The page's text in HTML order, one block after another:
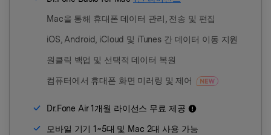
Mac을 통해 휴대폰 데이터 관리, 전송 및 편집
iOS, Android, iCloud 및 iTunes 간 데이터 이동 지원
원클릭 백업 및 선택적 데이터 복원
컴퓨터에서 휴대폰 화면 미러링 및 제어
Dr.Fone Air 1개월 라이선스 무료 제공
모바일 기기 1~5대 및 Mac 2대 사용 가능